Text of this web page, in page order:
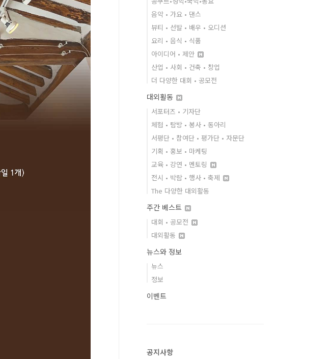
음악 • 가요 • 댄스
뷰티 • 선발 • 배우 • 오디션
요리 • 음식 • 식품
아이디어 • 제안
산업 • 사회 • 건축 • 창업
더 다양한 대회 • 공모전
대외활동
서포터즈 • 기자단
체험 • 탐방 • 봉사 • 동아리
서평단 • 참여단 • 평가단 • 자문단
기획 • 홍보 • 마케팅
교육 • 강연 • 멘토링
전시 • 박람 • 행사 • 축제
The 다양한 대외활동
주간 베스트
대회 • 공모전
대외활동
뉴스와 정보
뉴스
정보
이벤트
공지사항